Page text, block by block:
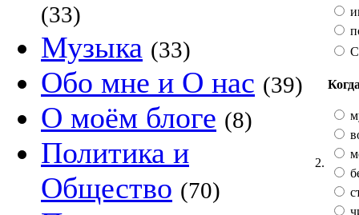
(33)
Музыка (33)
Обо мне и О нас (39)
О моём блоге (8)
Политика и
Общество (70)
2.